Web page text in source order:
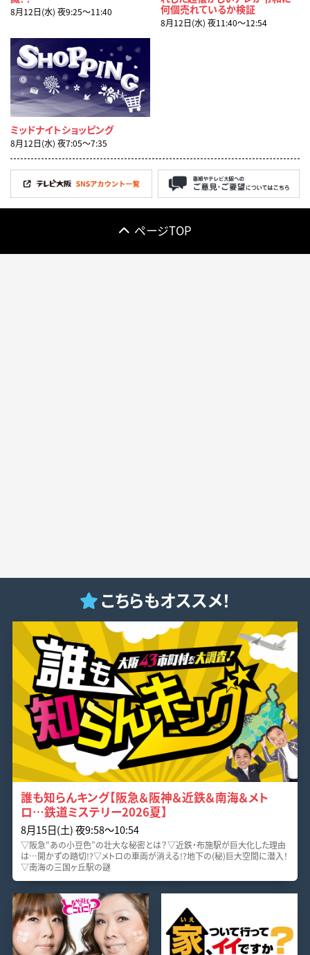
8月12日(水) 夜9:25〜11:40
何個売れているか検証
8月12日(水) 夜11:40〜12:54
ミッドナイトショッピング
8月12日(水) 夜7:05〜7:35
ページTOP
こちらもオススメ！
誰も知らんキング【阪急＆阪神＆近鉄＆南海＆メト
ロ…鉄道ミステリー2026夏】
8月15日(土) 夜9:58〜10:54
▽阪急“あの小豆色”の壮大な秘密とは？▽近鉄・布施駅が巨大化した理由
は…開かずの踏切!?▽メトロの車両が消える!?地下の(秘)巨大空間に潜入！
▽南海の三国ヶ丘駅の謎